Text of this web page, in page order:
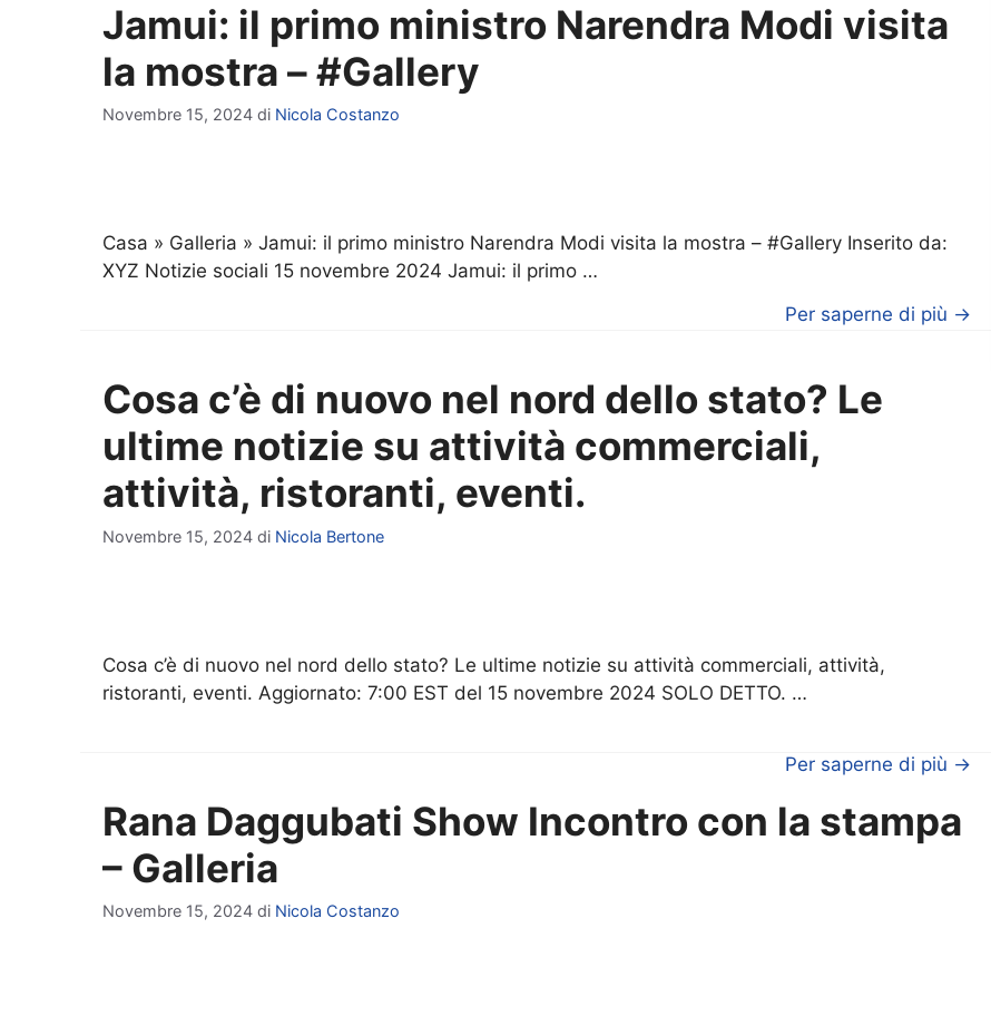
Jamui: il primo ministro Narendra Modi visita
la mostra – #Gallery
Novembre 15, 2024 di Nicola Costanzo
Casa » Galleria » Jamui: il primo ministro Narendra Modi visita la mostra – #Gallery Inserito da:
XYZ Notizie sociali 15 novembre 2024 Jamui: il primo …
Per saperne di più →
Cosa c’è di nuovo nel nord dello stato? Le
ultime notizie su attività commerciali,
attività, ristoranti, eventi.
Novembre 15, 2024 di Nicola Bertone
Cosa c’è di nuovo nel nord dello stato? Le ultime notizie su attività commerciali, attività,
ristoranti, eventi. Aggiornato: 7:00 EST del 15 novembre 2024 SOLO DETTO. …
Per saperne di più →
Rana Daggubati Show Incontro con la stampa
– Galleria
Novembre 15, 2024 di Nicola Costanzo